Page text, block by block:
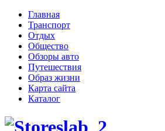
Главная
Транспорт
Отдых
Общество
Обзоры авто
Путешествия
Образ жизни
Карта сайта
Каталог